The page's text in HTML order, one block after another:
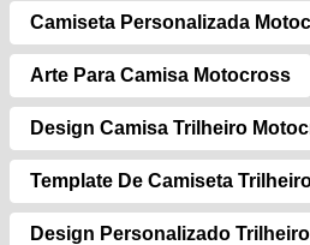
Camiseta Personalizada
Arte Para Camisa Motocross
Design Camisa Trilheiro
Template De Camiseta
Design Personalizado